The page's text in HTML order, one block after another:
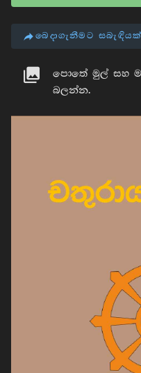
බෙදාගැනීමට
පොතේ මුල් සහ
බලන්න.